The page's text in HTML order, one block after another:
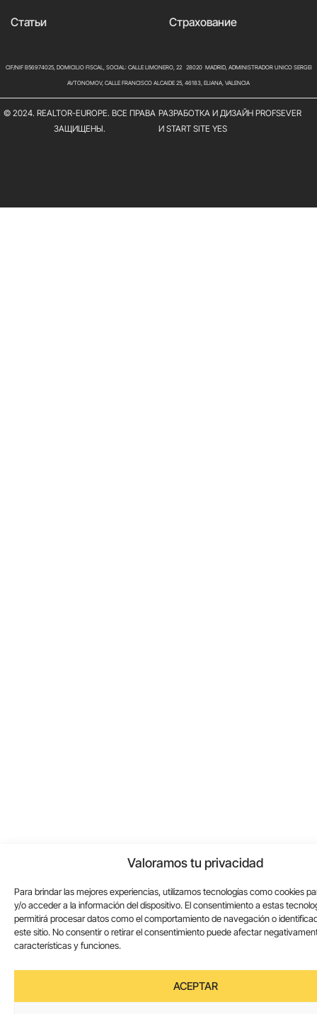
Valoramos tu privacidad
Para brindar las mejores experiencias, utilizamos tecnologías como cookies
y/o acceder a la información del dispositivo. El consentimiento a estas
permitirá procesar datos como el comportamiento de navegación o
este sitio. No consentir o retirar el consentimiento puede afectar
características y funciones.
ACEPTAR
Статьи Страхование
CIF/NIF B56974025, DOMICILIO FISCAL, SOCIAL: CALLE LIMONERO, 22 28020 MADRID, ADMINISTRADOR UNICO SERGEI
AVTONOMOV, CALLE FRANCISCO ALCAIDE 25, 46183, ELIANA, VALENCIA
© 2024. REALTOR-EUROPE. ВСЕ ПРАВА
ЗАЩИЩЕНЫ.
РАЗРАБОТКА И ДИЗАЙН PROFSEVER
И START SITE YES